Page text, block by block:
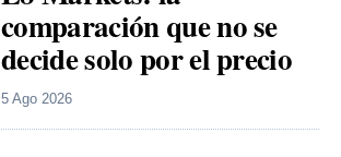
comparación que no se
decide solo por el precio
5 Ago 2026